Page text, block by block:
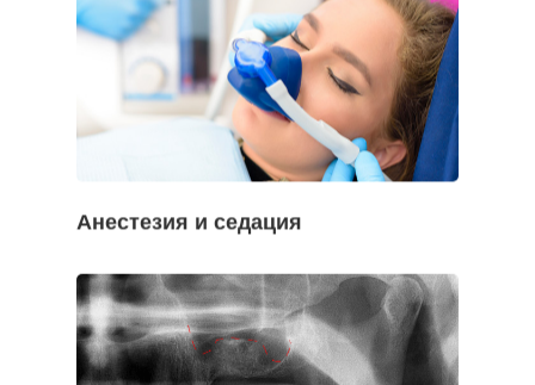
Анестезия и седация
Домой
Лечение
Наши Клиники
Вопросы-Ответы
До После